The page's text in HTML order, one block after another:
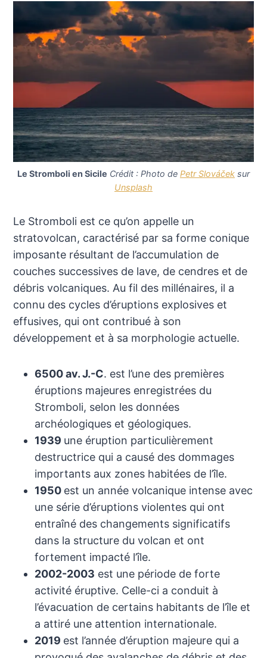
Le Stromboli en Sicile Crédit : Photo de Petr Slováček sur
Unsplash
Le Stromboli est ce qu’on appelle un
stratovolcan, caractérisé par sa forme conique
imposante résultant de l’accumulation de
couches successives de lave, de cendres et de
débris volcaniques. Au fil des millénaires, il a
connu des cycles d’éruptions explosives et
effusives, qui ont contribué à son
développement et à sa morphologie actuelle.
6500 av. J.-C. est l’une des premières
éruptions majeures enregistrées du
Stromboli, selon les données
archéologiques et géologiques.
1939 une éruption particulièrement
destructrice qui a causé des dommages
importants aux zones habitées de l’île.
1950 est un année volcanique intense avec
une série d’éruptions violentes qui ont
entraîné des changements significatifs
dans la structure du volcan et ont
fortement impacté l’île.
2002-2003 est une période de forte
activité éruptive. Celle-ci a conduit à
l’évacuation de certains habitants de l’île et
a attiré une attention internationale.
2019 est l’année d’éruption majeure qui a